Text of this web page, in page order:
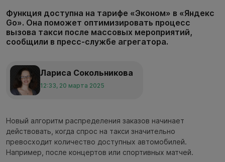
Функция доступна на тарифе «Эконом» в «Яндекс
Go». Она поможет оптимизировать процесс
вызова такси после массовых мероприятий,
сообщили в пресс-службе агрегатора.
Лариса Сокольникова
12:33, 20 марта 2025
Новый алгоритм распределения заказов начинает
действовать, когда спрос на такси значительно
превосходит количество доступных автомобилей.
Например, после концертов или спортивных матчей.